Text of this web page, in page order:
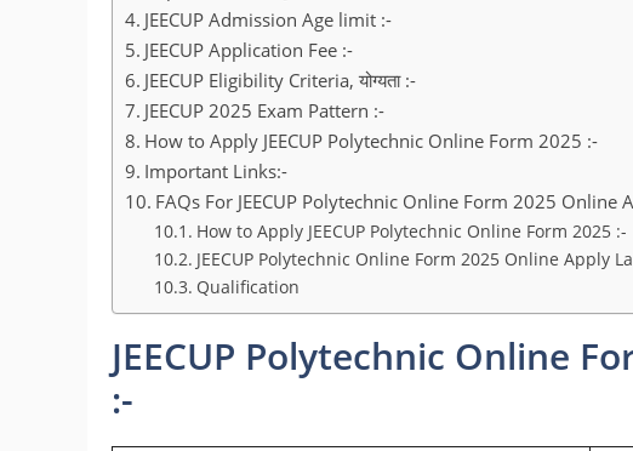
JEECUP Admission Age limit :-
JEECUP Application Fee :-
JEECUP Eligibility Criteria, योग्यता :-
JEECUP 2025 Exam Pattern :-
How to Apply JEECUP Polytechnic Online Form 2025 :-
Important Links:-
FAQs For JEECUP Polytechnic Online Form 2025 Online
How to Apply JEECUP Polytechnic Online Form 2025 :-
JEECUP Polytechnic Online Form 2025 Online Apply
Qualification
JEECUP Polytechnic Online
:-